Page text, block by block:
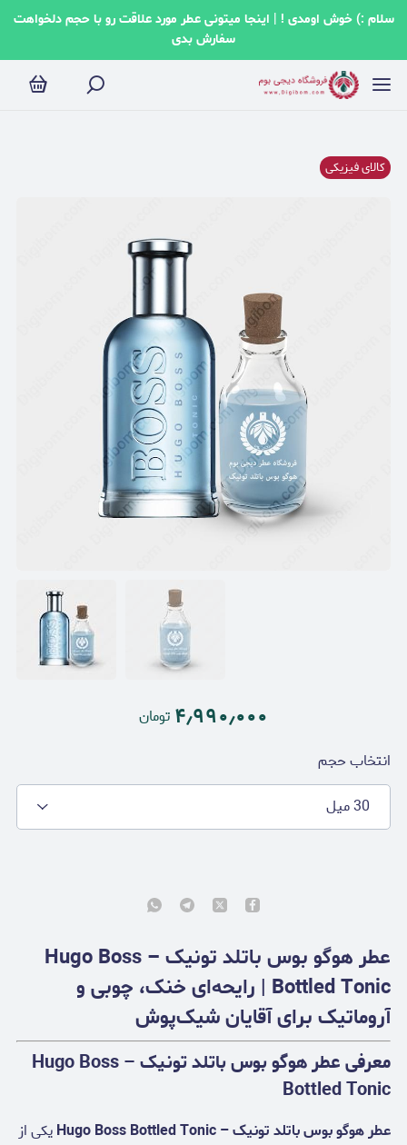
سلام :) خوش اومدی ! | اینجا میتونی عطر مورد علاقت رو با حجم دلخواهت
سفارش بدی
کالای فیزیکی
۴٫۹۹۰٫۰۰۰ تومان
انتخاب حجم
30 میل
عطر هوگو بوس باتلد تونیک – Hugo Boss
Bottled Tonic | رایحه‌ای خنک، چوبی و
آروماتیک برای آقایان شیک‌پوش
معرفی عطر هوگو بوس باتلد تونیک – Hugo Boss
Bottled Tonic
عطر هوگو بوس باتلد تونیک – Hugo Boss Bottled Tonic
یکی از